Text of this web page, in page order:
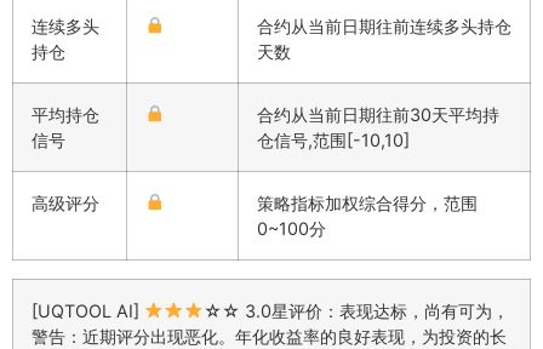
连续多头
持仓
合约从当前日期往前连续多头持仓
天数
平均持仓
信号
合约从当前日期往前30天平均持
仓信号,范围[-10,10]
高级评分
策略指标加权综合得分，范围
0~100分
[UQTOOL AI]
☆☆ 3.0星评价：表现达标，尚有可为，
警告：近期评分出现恶化。年化收益率的良好表现，为投资的长